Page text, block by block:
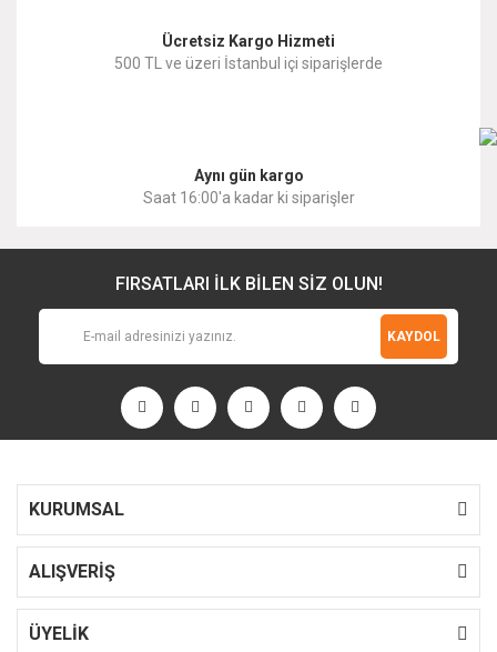
Ücretsiz Kargo Hizmeti
500 TL ve üzeri İstanbul içi siparişlerde
Aynı gün kargo
Saat 16:00'a kadar ki siparişler
FIRSATLARI İLK BİLEN SİZ OLUN!
KAYDOL
KURUMSAL
ALIŞVERİŞ
ÜYELİK